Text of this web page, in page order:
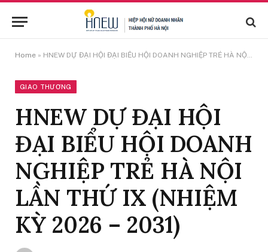
Home » HNEW DỰ ĐẠI HỘI ĐẠI BIỂU HỘI DOANH NGHIỆP TRẺ HÀ NỘI LẦN THỨ IX (NHIỆM KỲ 2026 – 2031)
GIAO THƯƠNG
HNEW DỰ ĐẠI HỘI
ĐẠI BIỂU HỘI DOANH
NGHIỆP TRẺ HÀ NỘI
LẦN THỨ IX (NHIỆM
KỲ 2026 – 2031)